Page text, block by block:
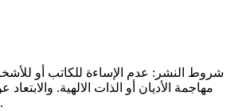
شروط النشر: عدم الإساءة للكاتب أو
مهاجمة الأديان أو الذات الالهية.
والعنصري والشتائم.